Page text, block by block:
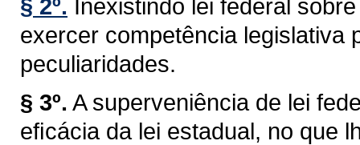
§ 2º. Inexistindo lei federal
exercer competência legislativa
peculiaridades.
§ 3º. A superveniência de lei
eﬁcácia da lei estadual, no que